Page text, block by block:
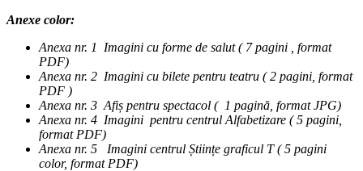
Anexe color:
Anexa nr. 1 Imagini cu forme de salut ( 7 pagini , format
PDF)
Anexa nr. 2 Imagini cu bilete pentru teatru ( 2 pagini, format
PDF )
Anexa nr. 3 Afiș pentru spectacol ( 1 pagină, format JPG)
Anexa nr. 4 Imagini pentru centrul Alfabetizare ( 5 pagini,
format PDF)
Anexa nr. 5 Imagini centrul Științe graficul T ( 5 pagini
color, format PDF)